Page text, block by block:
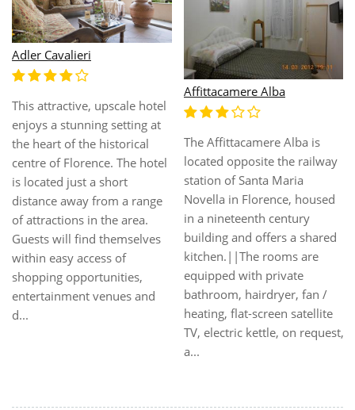
Affittacamere Casa Billi
Florence centrally located,
very close to Santa Maria
Novella station and Uffizi, in
S.Lorenzo area, now
renewed, provides cheap
and nice rooms and studios,
from 1951, with all comforts
as air conditioned, fan,
heating, hairdryer, free
internet LAN or WI FI, tv, tv
sat, desk, info reservation
Agriturismo Il Colle
Agriturismo Il Colle is located
in a nineteenth-century
building surrounded by olive
trees, only 6 km from
Arezzo. |The apartments
feature natural wood
furnishings, air-conditioning,
fully equipped kitchen,
private bathroom with
hairdryer and satellite TV.
|The structure features a
swimming pool ...